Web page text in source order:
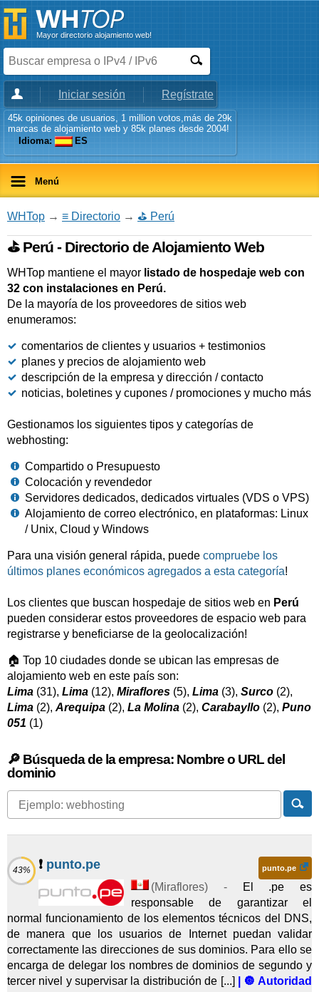
Mayor directorio alojamiento web!
Iniciar sesión Regístrate
45k opiniones de usuarios, 1 million votos,más de 29k
marcas de alojamiento web y 85k planes desde 2004!
Idioma:
ES
Menú
WHTop → ≡ Directorio → ⛳ Perú
⛳ Perú - Directorio de Alojamiento Web
WHTop mantiene el mayor listado de hospedaje web con
32 con instalaciones en Perú.
De la mayoría de los proveedores de sitios web
enumeramos:
comentarios de clientes y usuarios + testimonios
planes y precios de alojamiento web
descripción de la empresa y dirección / contacto
noticias, boletines y cupones / promociones y mucho más
Gestionamos los siguientes tipos y categorías de
webhosting:
Compartido o Presupuesto
Colocación y revendedor
Servidores dedicados, dedicados virtuales (VDS o VPS)
Alojamiento de correo electrónico, en plataformas: Linux
/ Unix, Cloud y Windows
Para una visión general rápida, puede compruebe los
últimos planes económicos agregados a esta categoría!
Los clientes que buscan hospedaje de sitios web en Perú
pueden considerar estos proveedores de espacio web para
registrarse y beneficiarse de la geolocalización!
🏠 Top 10 ciudades donde se ubican las empresas de
alojamiento web en este país son:
Lima (31), Lima (12), Miraflores (5), Lima (3), Surco (2),
Lima (2), Arequipa (2), La Molina (2), Carabayllo (2), Puno
051 (1)
🔎 Búsqueda de la empresa: Nombre o URL del
dominio
43% ❗ punto.pe punto.pe
(Miraflores) -
El .pe es
responsable de garantizar el
normal funcionamiento de los elementos técnicos del DNS,
de manera que los usuarios de Internet puedan validar
correctamente las direcciones de sus dominios. Para ello se
encarga de delegar los nombres de dominios de segundo y
tercer nivel y supervisar la distribución de [...] | 🔘 Autoridad